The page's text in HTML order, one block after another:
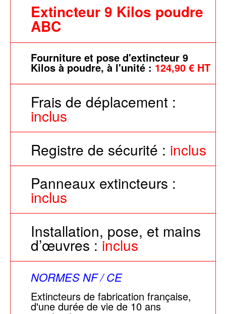
Extincteur 9 Kilos poudre
ABC
Fourniture et pose d'extincteur 9
Kilos à poudre, à l'unité : 124,90 € HT
Frais de déplacement :
inclus
Registre de sécurité : inclus
Panneaux extincteurs :
inclus
Installation, pose, et mains
d’œuvres :inclus
NORMES NF / CE
Extincteurs de fabrication française,
d'une durée de vie de 10 ans